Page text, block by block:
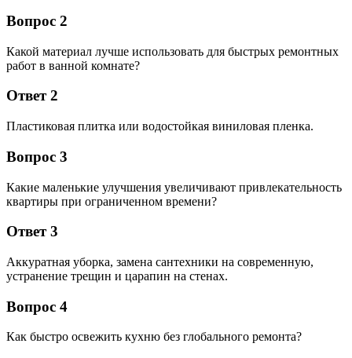
Вопрос 2
Какой материал лучше использовать для быстрых ремонтных
работ в ванной комнате?
Ответ 2
Пластиковая плитка или водостойкая виниловая пленка.
Вопрос 3
Какие маленькие улучшения увеличивают привлекательность
квартиры при ограниченном времени?
Ответ 3
Аккуратная уборка, замена сантехники на современную,
устранение трещин и царапин на стенах.
Вопрос 4
Как быстро освежить кухню без глобального ремонта?